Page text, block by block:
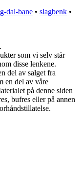
dal-bane • slagbenk •
som vi selv står
disse lenkene.
del av salget fra
en del av våre
på denne siden
bufres eller på annen